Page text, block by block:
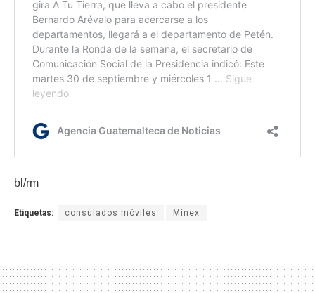
bl/rm
Etiquetas: consulados móviles Minex